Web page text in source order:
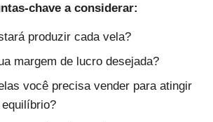
chave a considerar:
produzir cada vela?
margem de lucro desejada?
você precisa vender para atingir